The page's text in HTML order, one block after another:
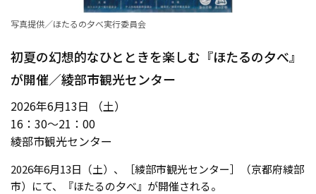
写真提供／ほたるの夕べ実行委員会
初夏の幻想的なひとときを楽しむ『ほたるの夕べ』
が開催／綾部市観光センター
2026年6月13日 （土）
16：30～21：00
綾部市観光センター
2026年6月13日（土）、［綾部市観光センター］（京都府綾部
市）にて、『ほたるの夕べ』が開催される。